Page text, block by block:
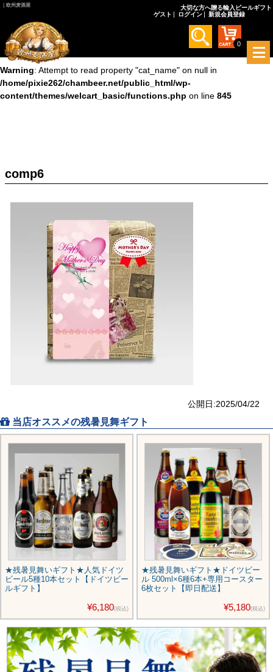
/home/pixie262/chambeer.net/public_html/wp-
content/themes/welcart_basic/functions.php
on line 845
Warning: Attempt to read property "cat_name" on null in
/home/pixie262/chambeer.net/public_html/wp-
content/themes/welcart_basic/functions.php on line 845
｜欧州麦酒屋
大切な方へ贈る輸入ビールギフト
ゲスト
ログイン 新規会員登録
0
メ
ニ
comp6
公開日:2025/04/22
当店オススメの残暑見舞ギフト
★残暑見舞いギフト★人気ドイツ
ビール5種10本セット【ドイツビー
ルギフト】
¥6,180(税込)
★残暑見舞いギフト★ドイツビー
ル 500ml×6種6本+専用コースター
6枚セット【即日配送】
¥5,180(税込)